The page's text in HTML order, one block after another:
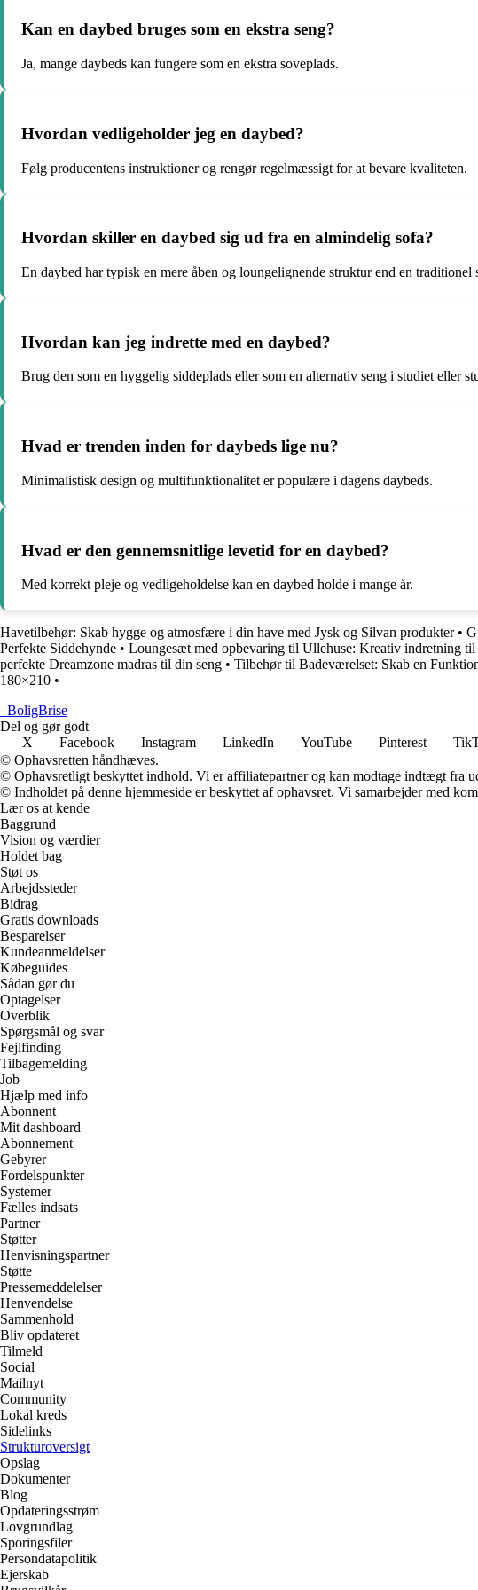
Kan en daybed bruges som en ekstra seng?
Ja, mange daybeds kan fungere som en ekstra soveplads.
Hvordan vedligeholder jeg en daybed?
Følg producentens instruktioner og rengør regelmæssigt for at bevare kvaliteten.
Hvordan skiller en daybed sig ud fra en almindelig sofa?
En daybed har typisk en mere åben og loungelignende struktur end en traditionel
Hvordan kan jeg indrette med en daybed?
Brug den som en hyggelig siddeplads eller som en alternativ seng i studiet eller
Hvad er trenden inden for daybeds lige nu?
Minimalistisk design og multifunktionalitet er populære i dagens daybeds.
Hvad er den gennemsnitlige levetid for en daybed?
Med korrekt pleje og vedligeholdelse kan en daybed holde i mange år.
Havetilbehør: Skab hygge og atmosfære i din have med Jysk og Silvan produkter•
Perfekte Siddehynde • Loungesæt med opbevaring til Ullehuse: Kreativ indretning
perfekte Dreamzone madras til din seng • Tilbehør til Badeværelset: Skab en
180×210 •
BoligBrise
Del og gør godt
X
Facebook Instagram LinkedIn YouTube Pinterest
© Ophavsretten håndhæves.
© Ophavsretligt beskyttet indhold. Vi er affiliatepartner og kan modtage indtægt fra
© Indholdet på denne hjemmeside er beskyttet af ophavsret. Vi samarbejder med
Lær os at kende
Baggrund
Vision og værdier
Holdet bag
Støt os
Arbejdssteder
Bidrag
Gratis downloads
Besparelser
Kundeanmeldelser
Købeguides
Sådan gør du
Optagelser
Overblik
Spørgsmål og svar
Fejlfinding
Tilbagemelding
Job
Hjælp med info
Abonnent
Mit dashboard
Abonnement
Gebyrer
Fordelspunkter
Systemer
Fælles indsats
Partner
Støtter
Henvisningspartner
Støtte
Pressemeddelelser
Henvendelse
Sammenhold
Bliv opdateret
Tilmeld
Social
Mailnyt
Community
Lokal kreds
Sidelinks
Strukturoversigt
Opslag
Dokumenter
Blog
Opdateringsstrøm
Lovgrundlag
Sporingsfiler
Persondatapolitik
Ejerskab